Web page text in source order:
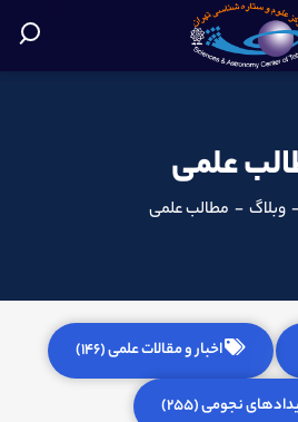
علمی
وبلاگ - مطالب علمی
اخبار و مقالات علمی (146)
نجومی (255)